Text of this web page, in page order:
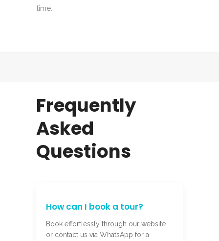
time.
Frequently
Asked
Questions
How can I book a tour?
Book effortlessly through our website
or contact us via WhatsApp for a